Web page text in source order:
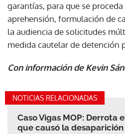
garantías, para que se
aprehensión, formulación de
la audiencia de solicitudes
medida cautelar de detención
Con información de Kevin
NOTICIAS RELACIONADAS
Caso Vigas MOP: Derrota
que causó la desaparición